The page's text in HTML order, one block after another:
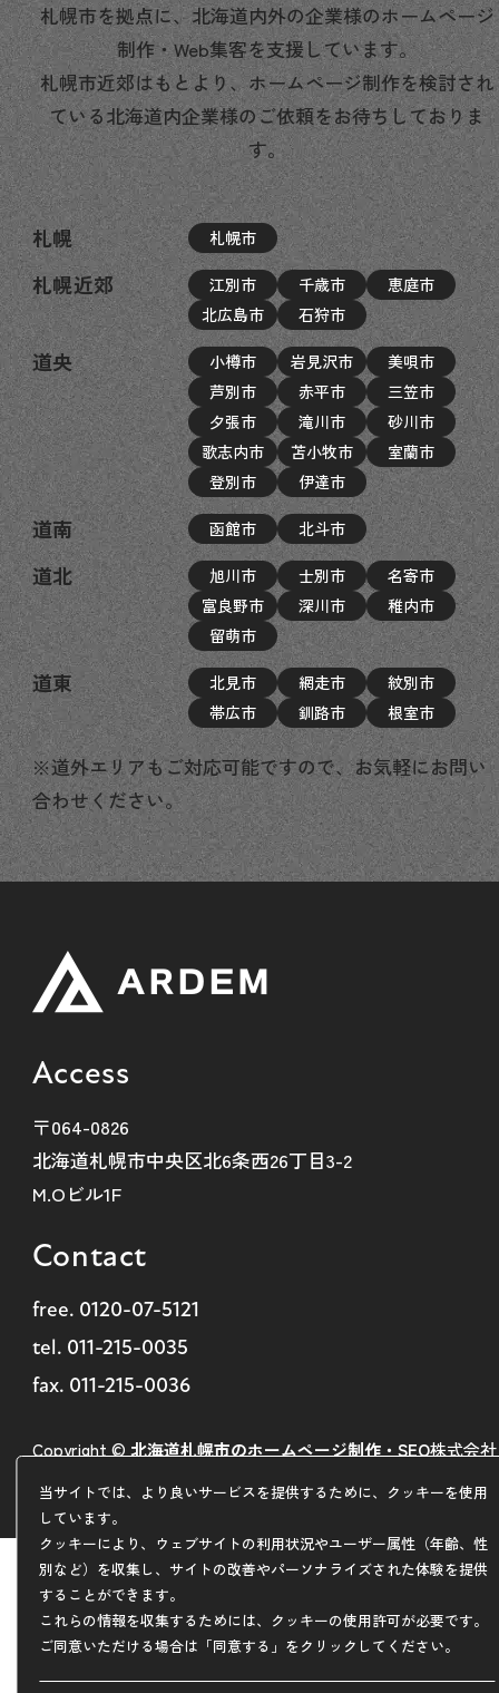
当サイトでは、より良いサービスを提供するために、クッキーを使用
しています。
クッキーにより、ウェブサイトの利用状況やユーザー属性（年齢、性
別など）を収集し、サイトの改善やパーソナライズされた体験を提供
することができます。
これらの情報を収集するためには、クッキーの使用許可が必要です。
ご同意いただける場合は「同意する」をクリックしてください。
札幌市を拠点に、北海道内外の企業様のホームページ
制作・Web集客を支援しています。
札幌市近郊はもとより、ホームページ制作を検討され
ている北海道内企業様のご依頼をお待ちしておりま
す。
札幌 札幌市
札幌近郊 江別市 千歳市
恵庭市
北広島市
石狩市
道央 小樽市 岩見沢市
美唄市
芦別市
赤平市
三笠市
夕張市
滝川市
砂川市
歌志内市
苫小牧市
室蘭市
登別市
伊達市
道南 函館市 北斗市
道北 旭川市 士別市
名寄市
富良野市
深川市
稚内市
留萌市
道東 北見市 網走市
紋別市
帯広市
釧路市 根室市
※道外エリアもご対応可能ですので、お気軽にお問い
合わせください。
Access
〒064-0826
北海道札幌市中央区北6条西26丁目3-2
M.Oビル1F
Contact
free. 0120-07-5121
tel. 011-215-0035
fax. 011-215-0036
Copyright ©北海道札幌市のホームページ制作・SEO株式会社
ARDEM